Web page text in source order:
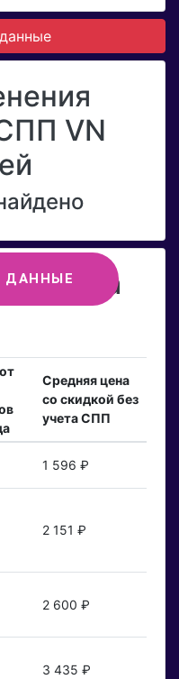
VN
ДАННЫЕ
бренда
Средняя цена
со скидкой без
учета СПП
1 596 ₽
2 151 ₽
2 600 ₽
3 435 ₽